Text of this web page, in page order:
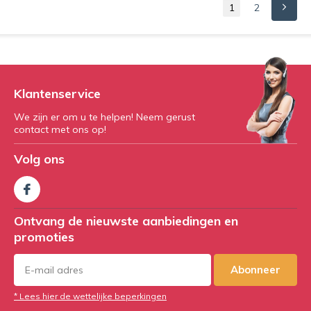
1 2
Klantenservice
We zijn er om u te helpen! Neem gerust
contact met ons op!
Volg ons
Ontvang de nieuwste aanbiedingen en
promoties
Abonneer
* Lees hier de wettelijke beperkingen